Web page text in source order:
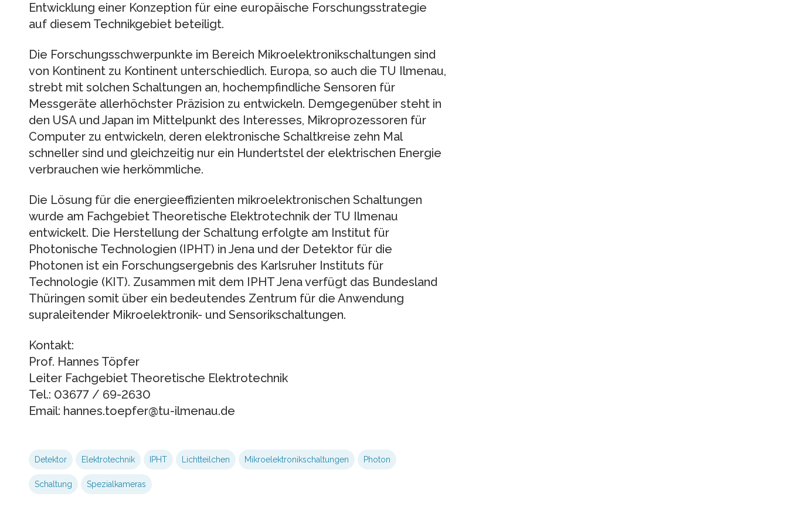
Entwicklung einer Konzeption für eine europäische Forschungsstrategie
auf diesem Technikgebiet beteiligt.
Die Forschungsschwerpunkte im Bereich Mikroelektronikschaltungen sind
von Kontinent zu Kontinent unterschiedlich. Europa, so auch die TU Ilmenau,
strebt mit solchen Schaltungen an, hochempfindliche Sensoren für
Messgeräte allerhöchster Präzision zu entwickeln. Demgegenüber steht in
den USA und Japan im Mittelpunkt des Interesses, Mikroprozessoren für
Computer zu entwickeln, deren elektronische Schaltkreise zehn Mal
schneller sind und gleichzeitig nur ein Hundertstel der elektrischen Energie
verbrauchen wie herkömmliche.
Die Lösung für die energieeffizienten mikroelektronischen Schaltungen
wurde am Fachgebiet Theoretische Elektrotechnik der TU Ilmenau
entwickelt. Die Herstellung der Schaltung erfolgte am Institut für
Photonische Technologien (IPHT) in Jena und der Detektor für die
Photonen ist ein Forschungsergebnis des Karlsruher Instituts für
Technologie (KIT). Zusammen mit dem IPHT Jena verfügt das Bundesland
Thüringen somit über ein bedeutendes Zentrum für die Anwendung
supraleitender Mikroelektronik- und Sensorikschaltungen.
Kontakt:
Prof. Hannes Töpfer
Leiter Fachgebiet Theoretische Elektrotechnik
Tel.: 03677 / 69-2630
Email: hannes.toepfer@tu-ilmenau.de
Detektor Elektrotechnik IPHT Lichtteilchen Mikroelektronikschaltungen Photon
Schaltung Spezialkameras